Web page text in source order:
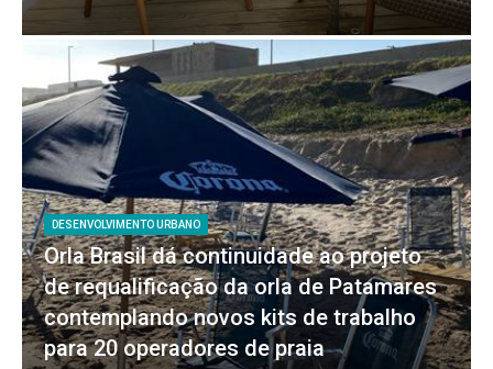
DESENVOLVIMENTO URBANO
Orla Brasil dá continuidade ao projeto
de requalificação da orla de Patamares
contemplando novos kits de trabalho
para 20 operadores de praia